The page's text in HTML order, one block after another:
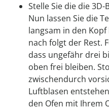
Stelle Sie die die
Nun lassen Sie die
langsam in den
nach folgt der Rest.
dass ungefähr drei
oben frei bleiben.
zwischendurch
Luftblasen
den Ofen mit Ihrem